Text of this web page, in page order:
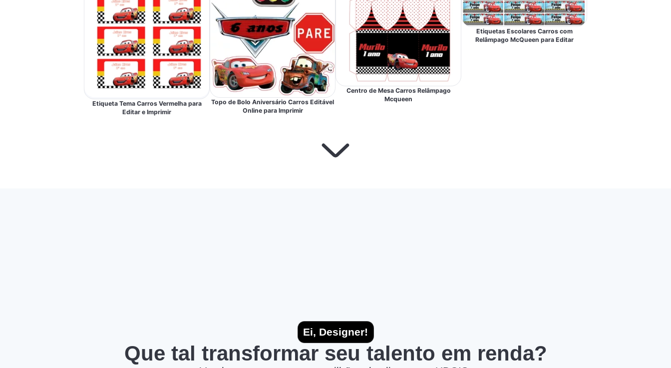
Etiqueta Tema Carros Vermelha para
Editar e Imprimir
Topo de Bolo Aniversário Carros Editável
Online para Imprimir
Centro de Mesa Carros Relâmpago
Mcqueen
Etiquetas Escolares Carros com
Relâmpago McQueen para Editar
Ei, Designer!
Que tal transformar seu talento em renda?